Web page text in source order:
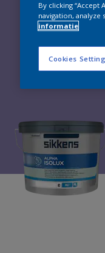
By clicking
navigation, analyze
informatie
Cookies